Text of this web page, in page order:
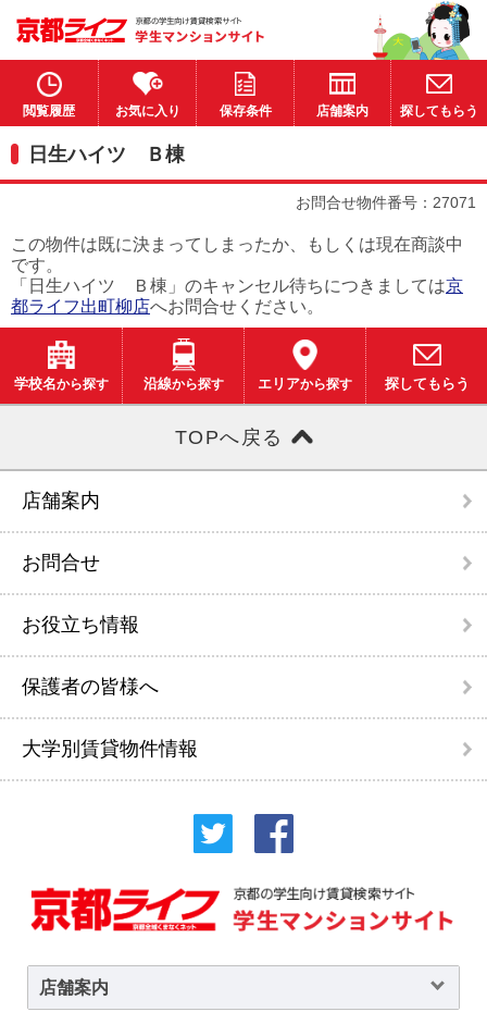
閲覧履歴 お気に入り 保存条件 店舗案内 探してもらう
日生ハイツ Ｂ棟
お問合せ物件番号：27071
この物件は既に決まってしまったか、もしくは現在商談中
です。
「日生ハイツ Ｂ棟」のキャンセル待ちにつきましては京
都ライフ出町柳店へお問合せください。
学校名から探す 沿線から探す エリアから探す 探してもらう
TOPへ戻る
店舗案内
お問合せ
お役立ち情報
保護者の皆様へ
大学別賃貸物件情報
店舗案内